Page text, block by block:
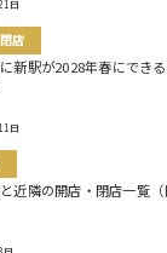
日
店
新駅が2028年春にでき
日
近隣の開店・閉店一覧